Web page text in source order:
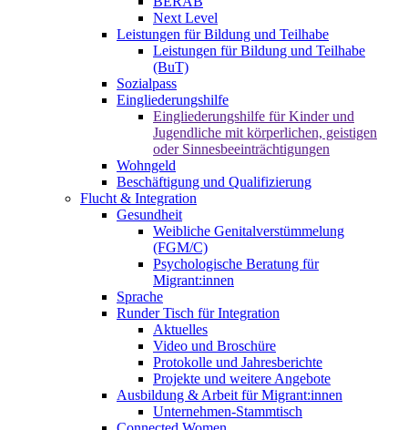
Next Level
Leistungen für Bildung und Teilhabe
Leistungen für Bildung und Teilhabe
(BuT)
Sozialpass
Eingliederungshilfe
Eingliederungshilfe für Kinder und
Jugendliche mit körperlichen, geistigen
oder Sinnesbeeinträchtigungen
Wohngeld
Beschäftigung und Qualifizierung
Flucht & Integration
Gesundheit
Weibliche Genitalverstümmelung
(FGM/C)
Psychologische Beratung für
Migrant:innen
Sprache
Runder Tisch für Integration
Aktuelles
Video und Broschüre
Protokolle und Jahresberichte
Projekte und weitere Angebote
Ausbildung & Arbeit für Migrant:innen
Unternehmen-Stammtisch